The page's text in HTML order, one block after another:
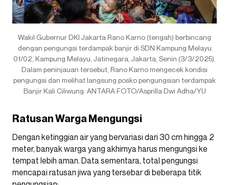
Wakil Gubernur DKI Jakarta Rano Karno (tengah) berbincang
dengan pengungsi terdampak banjir di SDN Kampung Melayu
01/02, Kampung Melayu, Jatinegara, Jakarta, Senin (3/3/2025).
Dalam peninjauan tersebut, Rano Karno mengecek kondisi
pengungsi dan melihat langsung posko pengungsian terdampak
Banjir Kali Ciliwung. ANTARA FOTO/Asprilla Dwi Adha/YU
Ratusan Warga Mengungsi
Dengan ketinggian air yang bervariasi dari 30 cm hingga 2
meter, banyak warga yang akhirnya harus mengungsi ke
tempat lebih aman. Data sementara, total pengungsi
mencapai ratusan jiwa yang tersebar di beberapa titik